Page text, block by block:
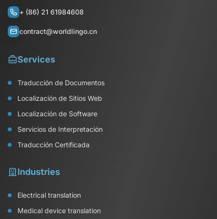
+ (86) 21 61984608
contract@worldlingo.cn
Services
Traducción de Documentos
Localización de Sitios Web
Localización de Software
Servicios de Interpretación
Traducción Certificada
Industries
Electrical translation
Medical device translation